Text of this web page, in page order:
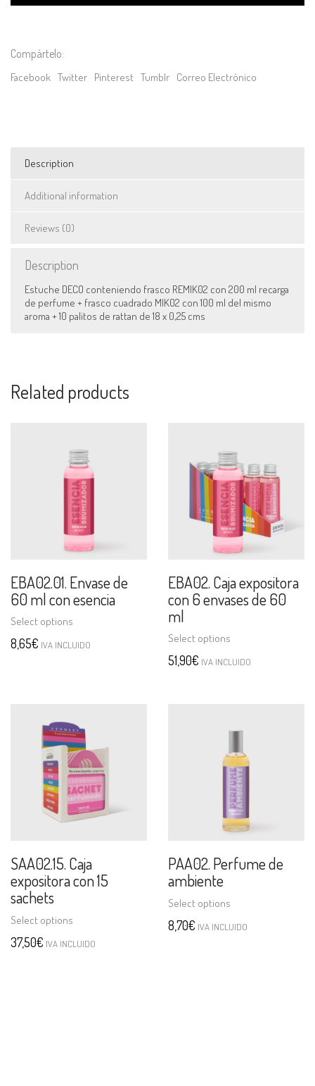
Compártelo:
Facebook Twitter Pinterest Tumblr Correo Electrónico
Description
Additional information
Reviews (0)
Description
Estuche DECO conteniendo frasco REMIK02 con 200 ml recarga
de perfume + frasco cuadrado MIK02 con 100 ml del mismo
aroma + 10 palitos de rattan de 18 x 0,25 cms
Related products
EBA02.01. Envase de
60 ml con esencia
Select options
8,65€ IVA INCLUIDO
EBA02. Caja expositora
con 6 envases de 60
ml
Select options
51,90€ IVA INCLUIDO
SAA02.15. Caja
expositora con 15
sachets
Select options
37,50€ IVA INCLUIDO
PAA02. Perfume de
ambiente
Select options
8,70€ IVA INCLUIDO